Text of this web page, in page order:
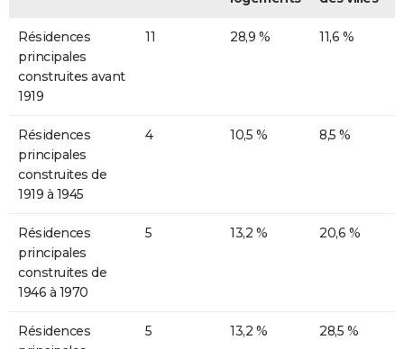
Résidences
principales
construites avant
1919
11 28,9 % 11,6 %
Résidences
principales
construites de
1919 à 1945
4 10,5 % 8,5 %
Résidences
principales
construites de
1946 à 1970
5 13,2 % 20,6 %
Résidences
5 13,2 % 28,5 %